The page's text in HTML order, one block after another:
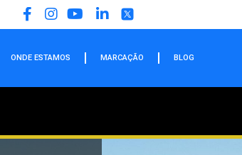
ONDE ESTAMOS MARCAÇÃO BLOG